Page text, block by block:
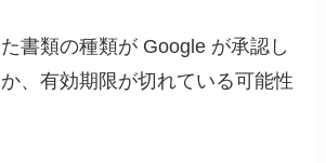
書類の種類が Google が承認し
、有効期限が切れている可能性